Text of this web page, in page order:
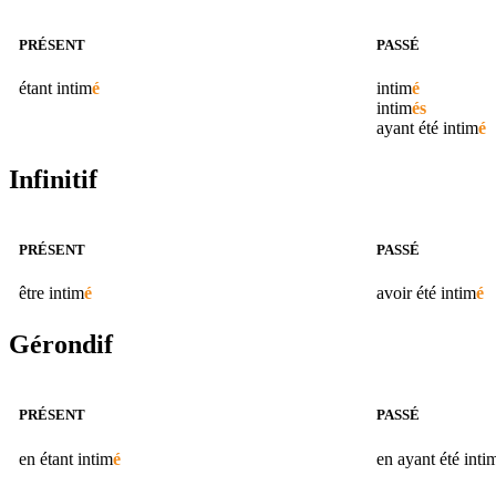
PRÉSENT
étant intimé
PASSÉ
intimé
intimés
ayant été intimé
Infinitif
PRÉSENT
être intimé
PASSÉ
avoir été intimé
Gérondif
PRÉSENT
en étant intimé
PASSÉ
en ayant été